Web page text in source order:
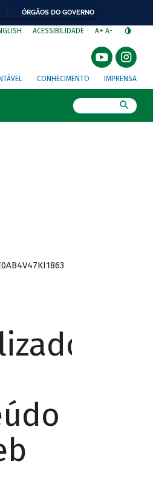
ÓRGÃOS DO GOVERNO
ACESSIBILIDADE A+ A-
CONHECIMENTO IMPRENSA